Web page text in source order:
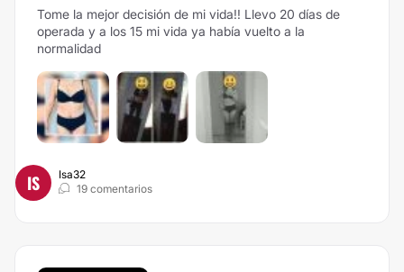
Tome la mejor decisión de mi vida!! Llevo 20 días de
operada y a los 15 mi vida ya había vuelto a la
normalidad
IS
Isa32
19 comentarios